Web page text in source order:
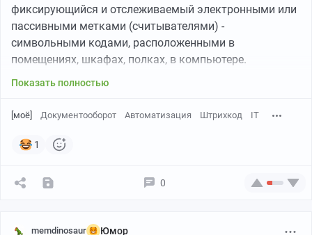
фиксирующийся и отслеживаемый электронными или
пассивными метками (считывателями) -
символьными кодами, расположенными в
помещениях, шкафах, полках, в компьютере.
Показать полностью
[моё] Документооборот Автоматизация Штрихкод IT
1
0
memdinosaur Юмор